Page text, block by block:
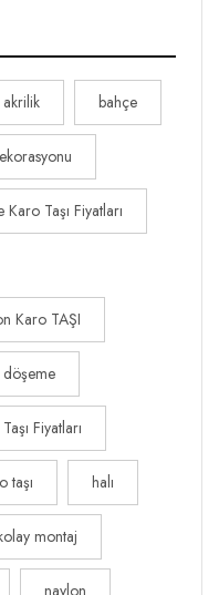
akrilik bahçe
Karo Taşı Fiyatları
Karo TAŞI
döşeme
Fiyatları
taşı halı
montaj
naylon